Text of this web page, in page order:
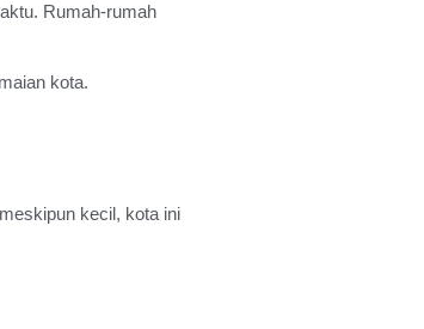
Rumah-rumah
kota.
kecil, kota ini